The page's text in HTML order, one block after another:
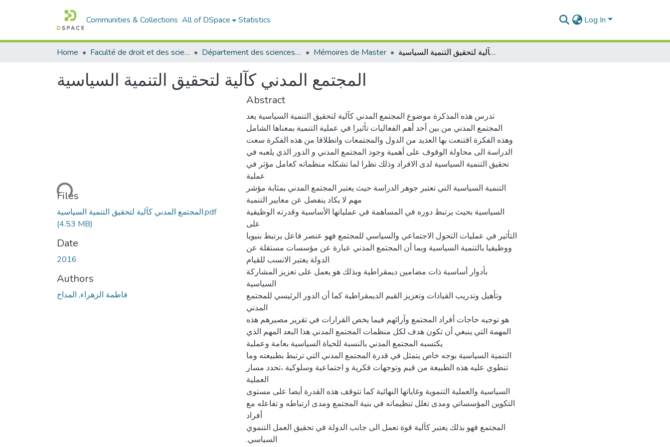
Communities & Collections All of DSpace Statistics Log In
Home Faculté de droit et des sciences politiques Département des sciences politiques Mémoires de Master المجتمع المدني كآلية لتحقيق التنمية السياسية
المجتمع المدني كآلية لتحقيق التنمية السياسية
Loading...
Files
المجتمع المدني كآلية لتحقيق التنمية السياسية.pdf
(4.53 MB)
Date
2016
Authors
فاطمة الزهراء, المداح
Abstract
تدرس هذه المذكرة موضوع المجتمع المدني كآلية لتحقيق التنمية السياسية يعد
المجتمع المدني من بين أحد أهم الفعاليات تأثيرا في عملية التنمية بمعناها الشامل
وهذه الفكرة اقتنعت بها العديد من الدول والمجتمعات وانطلاقا من هذه الفكرة سعت
الدراسة الى محاولة الوقوف على أهمية وجود المجتمع المدني و الدور الذي يلعبه في
تحقيق التنمية السياسية لدى الافراد وذلك نظرا لما تشكله منظماته كعامل مؤثر في
عملية
التنمية السياسية التي تعتبر جوهر الدراسة حيث يعتبر المجتمع المدني بمثابة مؤشر
مهم لا يكاد ينفصل عن معايير التنمية
السياسية بحيث يرتبط دوره في المساهمة في عملياتها الأساسية وقدرته الوظيفية
على
التأثير في عمليات التحول الاجتماعي والسياسي للمجتمع فهو عنصر فاعل يرتبط بنيويا
ووظيفيا بالتنمية السياسية وبما أن المجتمع المدني عبارة عن مؤسسات مستقلة عن
الدولة يعتبر الانسب للقيام
بأدوار أساسية ذات مضامين ديمقراطية وبذلك هو يعمل على تعزيز المشاركة
السياسية
وتأهيل وتدريب القيادات وتعزيز القيم الديمقراطية كما أن الدور الرئيسي للمجتمع
المدني
هو توجيه حاجات أفراد المجتمع وآرائهم فيما يخص القرارات في تقرير مصيرهم هذه
المهمة التي ينبغي أن تكون هدف لكل منظمات المجتمع المدني هذا البعد المهم الذي
يكتسبه المجتمع المدني بالنسبة للحياة السياسية بعامة وعملية
التنمية السياسية بوجه خاص يتمثل في قدرة المجتمع المدني التي ترتبط بطبيعته وما
تنطوي عليه هذه الطبيعة من قيم وتوجهات فكرية و اجتماعية وسلوكية ،تحدد مسار
العملية
السياسية والعملية التنموية وغاياتها النهائية كما تتوقف هذه القدرة أيضا على مستوى
التكوين المؤسساتي ومدى تغلل تنظيماته في بنية المجتمع ومدى ارتباطه و تفاعله مع
أفراد
المجتمع فهو بذلك يعتبر كآلية قوة تعمل الى جانب الدولة في تحقيق العمل التنموي
.السياسي